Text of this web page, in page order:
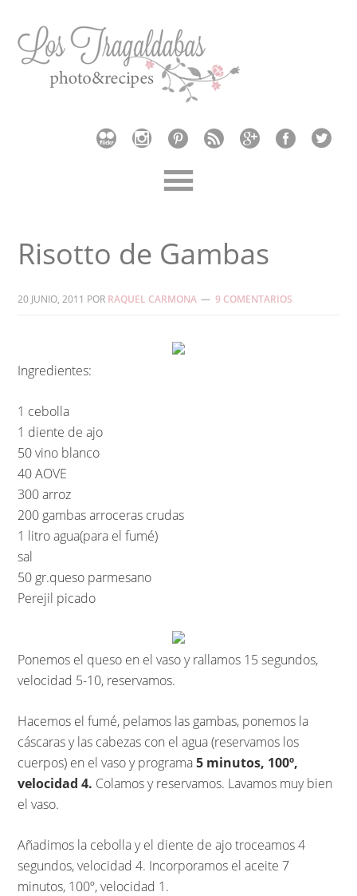
Risotto de Gambas
20 JUNIO, 2011 POR RAQUEL CARMONA 9 COMENTARIOS
Ingredientes:
1 cebolla
1 diente de ajo
50 vino blanco
40 AOVE
300 arroz
200 gambas arroceras crudas
1 litro agua(para el fumé)
sal
50 gr.queso parmesano
Perejil picado
Ponemos el queso en el vaso y rallamos 15 segundos,
velocidad 5-10, reservamos.
Hacemos el fumé, pelamos las gambas, ponemos la
cáscaras y las cabezas con el agua (reservamos los
cuerpos) en el vaso y programa5 minutos, 100º,
velocidad 4. Colamos y reservamos. Lavamos muy bien
el vaso.
Añadimos la cebolla y el diente de ajo troceamos 4
segundos, velocidad 4. Incorporamos el aceite 7
minutos, 100º, velocidad 1.